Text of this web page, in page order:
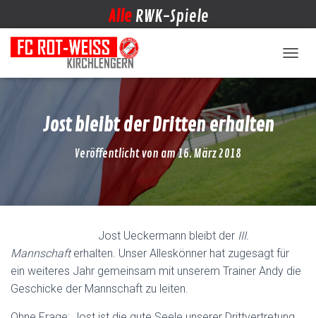
Alle RWK-Spiele
Jost bleibt der Dritten erhalten
Veröffentlicht von am16. März 2018
Jost Ueckermann bleibt der III.
Mannschafterhalten. Unser Alleskönner hat zugesagt für
ein weiteres Jahr gemeinsam mit unserem Trainer Andy die
Geschicke der Mannschaft zu leiten.